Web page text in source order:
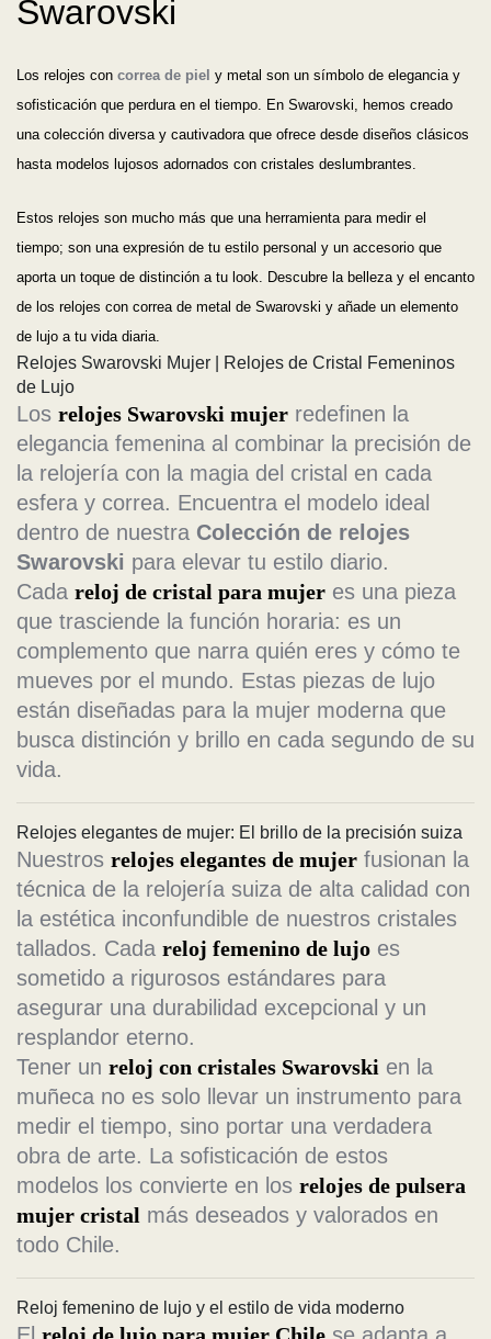
Swarovski
Los relojes con correa de piel y metal son un símbolo de elegancia y
sofisticación que perdura en el tiempo. En Swarovski, hemos creado
una colección diversa y cautivadora que ofrece desde diseños clásicos
hasta modelos lujosos adornados con cristales deslumbrantes.
Estos relojes son mucho más que una herramienta para medir el
tiempo; son una expresión de tu estilo personal y un accesorio que
aporta un toque de distinción a tu look. Descubre la belleza y el encanto
de los relojes con correa de metal de Swarovski y añade un elemento
de lujo a tu vida diaria.
Relojes Swarovski Mujer | Relojes de Cristal Femeninos
de Lujo
Los relojes Swarovski mujer redefinen la
elegancia femenina al combinar la precisión de
la relojería con la magia del cristal en cada
esfera y correa. Encuentra el modelo ideal
dentro de nuestra Colección de relojes
Swarovski para elevar tu estilo diario.
Cada reloj de cristal para mujer es una pieza
que trasciende la función horaria: es un
complemento que narra quién eres y cómo te
mueves por el mundo. Estas piezas de lujo
están diseñadas para la mujer moderna que
busca distinción y brillo en cada segundo de su
vida.
Relojes elegantes de mujer: El brillo de la precisión suiza
Nuestros relojes elegantes de mujer fusionan la
técnica de la relojería suiza de alta calidad con
la estética inconfundible de nuestros cristales
tallados. Cada reloj femenino de lujo es
sometido a rigurosos estándares para
asegurar una durabilidad excepcional y un
resplandor eterno.
Tener un reloj con cristales Swarovski en la
muñeca no es solo llevar un instrumento para
medir el tiempo, sino portar una verdadera
obra de arte. La sofisticación de estos
modelos los convierte en los relojes de pulsera
mujer cristal más deseados y valorados en
todo Chile.
Reloj femenino de lujo y el estilo de vida moderno